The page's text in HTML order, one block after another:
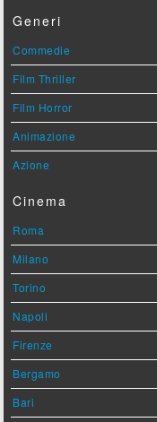
Generi
Commedie
Film Thriller
Film Horror
Animazione
Azione
Cinema
Roma
Milano
Torino
Napoli
Firenze
Bergamo
Bari